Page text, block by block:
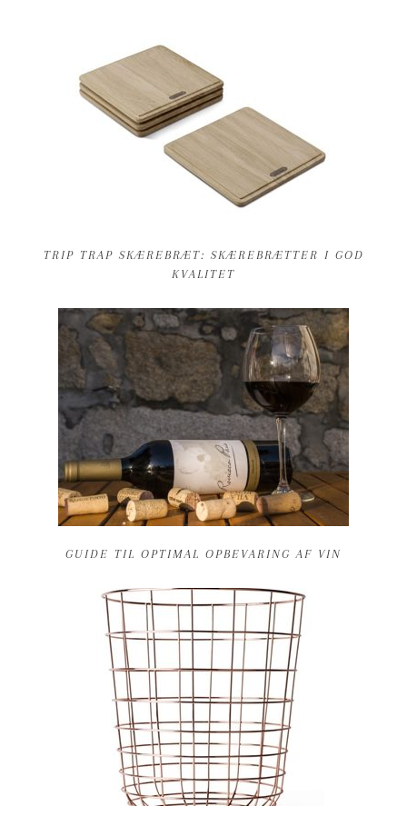
TRIP TRAP SKÆREBRÆT: SKÆREBRÆTTER I GOD
KVALITET
GUIDE TIL OPTIMAL OPBEVARING AF VIN